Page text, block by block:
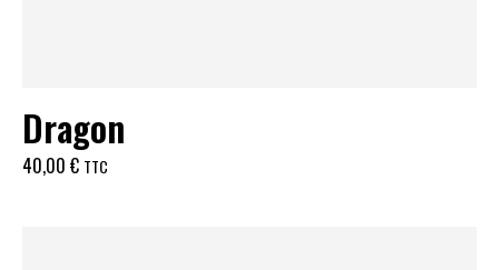
Dragon
40,00 € TTC